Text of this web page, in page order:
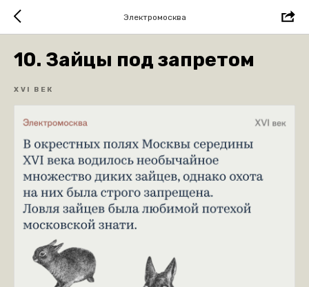
Электромосква
10. Зайцы под запретом
XVI ВЕК